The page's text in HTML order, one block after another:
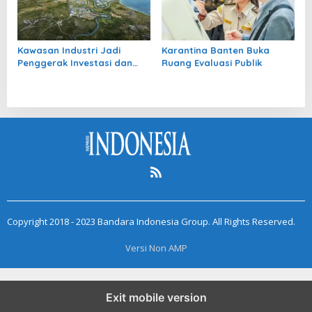
Kawasan Industri Jadi
Penggerak Investasi dan
Karantina Banten Buka
Ruang Evaluasi Publik
Copyright 2018 - 2023 Bandara Indonesia Group. All Rights Reserved.
Versi Non AMP
Exit mobile version